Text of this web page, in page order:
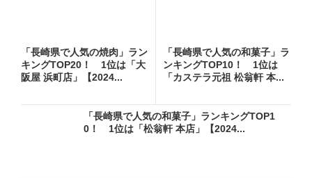
「長崎県で人気の焼肉」ラン
キングTOP20！ 1位は「大
阪屋 浜町店」【2024...
「長崎県で人気の和菓子」ラ
ンキングTOP10！ 1位は
「カステラ元祖 松翁軒 本...
「長崎県で人気の和菓子」ランキングTOP1
0！ 1位は「松翁軒 本店」【2024...